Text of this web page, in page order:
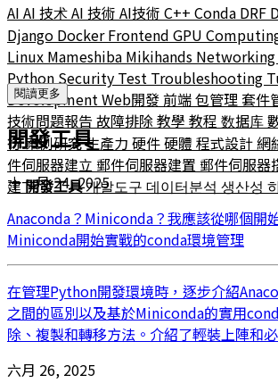
AI AI 技术AI 技術 AI技術 C++ Conda DRF
Django DockerFrontend GPU
Linux Mameshiba Mikihands Networking
PythonSecurity Test Troubleshooting
DevelopmentWeb開發前端包管理套件
技術問題報告 故障排除教學 教程 数据库
行案例研究生產力 硬件硬體 程式設計網
件伺服器建立 郵件伺服器建置 郵件伺服器
建開發工具개발도구 데이터분석 생산성
閱讀更多
開發工具
十一月 24, 2025
Anaconda？Miniconda？我應該從哪個開
Miniconda開始實戰的conda環境管理
在管理Python開發環境時，逐步介紹
之間的區別以及基於Miniconda的實用
除、複製和轉移方法。介紹了輕裝上陣和
六月 26, 2025